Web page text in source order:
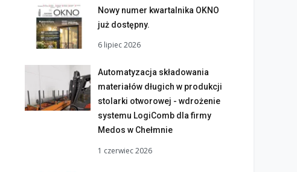
Nowy numer kwartalnika OKNO
już dostępny.
6 lipiec 2026
Automatyzacja składowania
materiałów długich w produkcji
stolarki otworowej - wdrożenie
systemu LogiComb dla firmy
Medos w Chełmnie
1 czerwiec 2026